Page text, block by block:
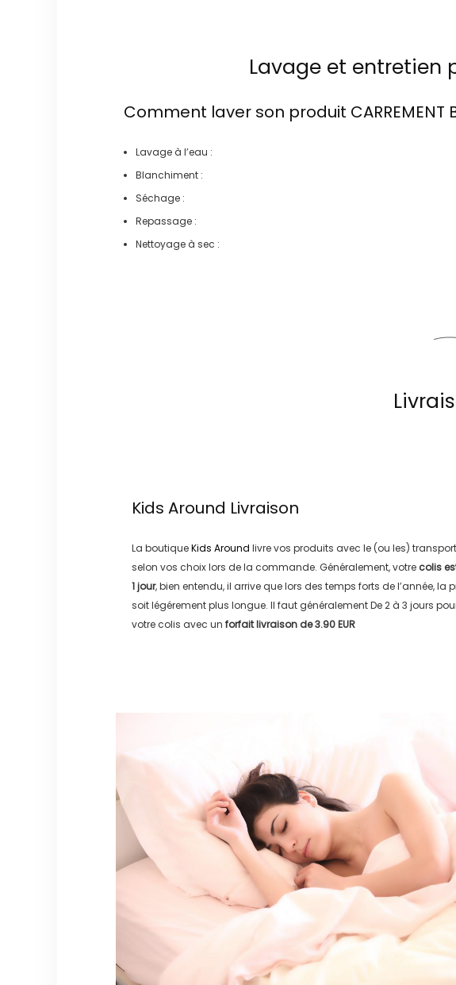
Lavage et entretien
Comment laver son produit CARREMENT
Lavage à l’eau :
Blanchiment :
Séchage :
Repassage :
Nettoyage à sec :
Kids Around Livraison
La boutiqueKids Around livre vos produits avec le (ou les) transport
selon vos choix lors de la commande. Généralement, votre colis
1 jour, bien entendu, il arrive que lors des temps forts de l’année, la
soit légérement plus longue. Il faut généralementDe 2 à 3 jours
votre colis avec un forfait livraison de3.90 EUR